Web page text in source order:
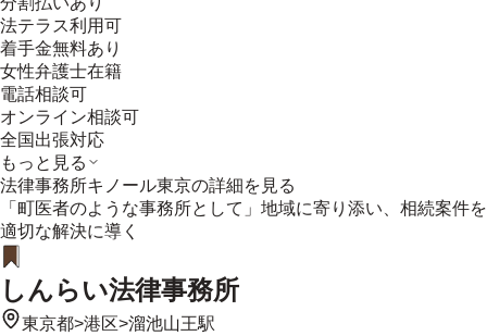
法テラス利用可
着手金無料あり
女性弁護士在籍
電話相談可
オンライン相談可
全国出張対応
もっと見る
法律事務所キノール東京の詳細を見る
「町医者のような事務所として」地域に寄り添い、相続案件を
適切な解決に導く
しんらい法律事務所
東京都>港区>溜池山王駅